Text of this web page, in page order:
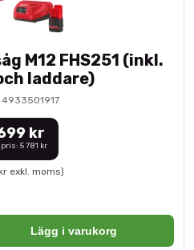
M12 FHS251 (inkl.
laddare)
kr
5 781 kr
exkl. moms)
Lägg i varukorg